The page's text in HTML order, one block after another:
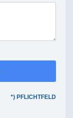
*) PFLICHTFELD